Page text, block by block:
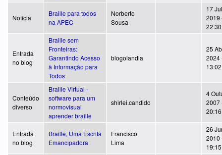
Notícia
Braille para todos
na APEC
Norberto
Sousa
17
2019
22:30
Entrada
no blog
Braille sem
Fronteiras:
Garantindo Acesso
à Informação para
Todos
blogolandia
25
2024
13:02
Conteúdo
diverso
Braille Virtual -
software para um
normovisual
aprender braille
shirlei.candido
4
2007
20:16
Entrada
no blog
Braille, Uma Escrita
Emancipadora
Francisco
Lima
26
2010
19:15